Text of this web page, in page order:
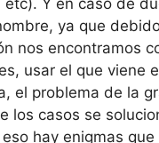
ya que
nos encontramos
usar el que viene
el problema de la
los casos se
hay enigmas